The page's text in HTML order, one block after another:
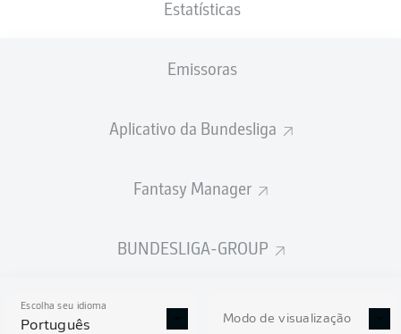
Estatísticas
Emissoras
Aplicativo da Bundesliga
Fantasy Manager
BUNDESLIGA-GROUP
Escolha seu idioma
Português Modo de visualização
Nicolas Kristof
Hugo Vandermersch Manuel Feil
Luca Dürholtz
Thore Jacobsen